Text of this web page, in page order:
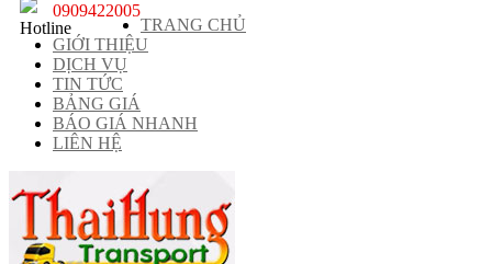
0909422005
TRANG CHỦ
GIỚI THIỆU
DỊCH VỤ
TIN TỨC
BẢNG GIÁ
BÁO GIÁ NHANH
LIÊN HỆ